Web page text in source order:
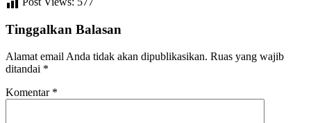
Tinggalkan Balasan
Alamat email Anda tidak akan dipublikasikan. Ruas yang wajib
ditandai *
Komentar *